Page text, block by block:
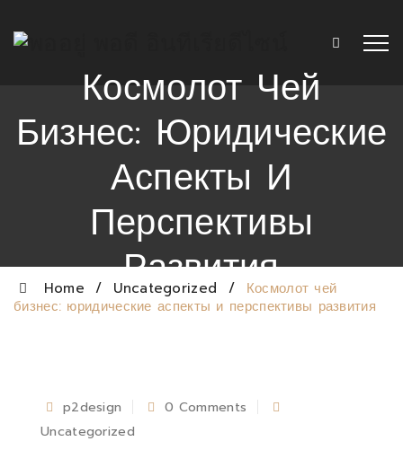
Космолот Чей
Бизнес: Юридические
Аспекты И
Перспективы
Развития
Home / Uncategorized / Космолот чей
бизнес: юридические аспекты и перспективы развития
p2design
0 Comments
Uncategorized